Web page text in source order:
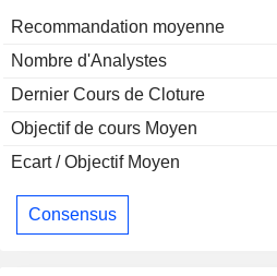
Recommandation moyenne
Nombre d'Analystes
Dernier Cours de Cloture
Objectif de cours Moyen
Ecart / Objectif Moyen
Consensus